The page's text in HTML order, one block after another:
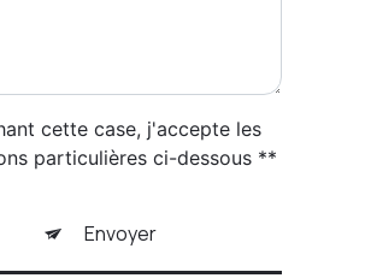
cette case, j'accepte les
particulières ci-dessous **
Envoyer